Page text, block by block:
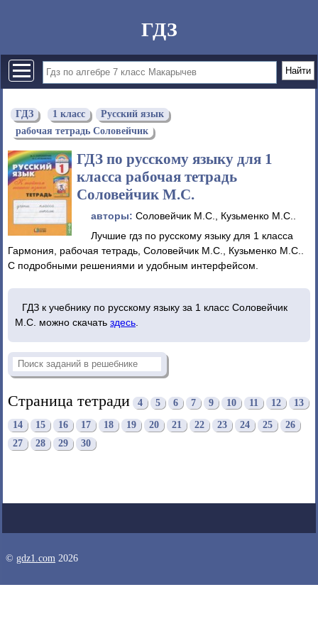
ГДЗ
ГДЗ 1 класс
Русский язык
рабочая тетрадь Соловейчик
ГДЗ по русскому языку для 1
класса рабочая тетрадь
Соловейчик М.С.
авторы: Соловейчик М.С., Кузьменко М.С..
Лучшие гдз по русскому языку для 1 класса
Гармония, рабочая тетрадь, Соловейчик М.С., Кузьменко М.С..
С подробными решениями и удобным интерфейсом.
ГДЗ к учебнику по русскому языку за 1 класс Соловейчик
М.С. можно скачать здесь
Страница тетради 4 5 6 7 9 10 11 12 13
14 15 16 17 18 19 20 21 22 23 24 25
26
27
28 29 30
© gdz1.com 2026